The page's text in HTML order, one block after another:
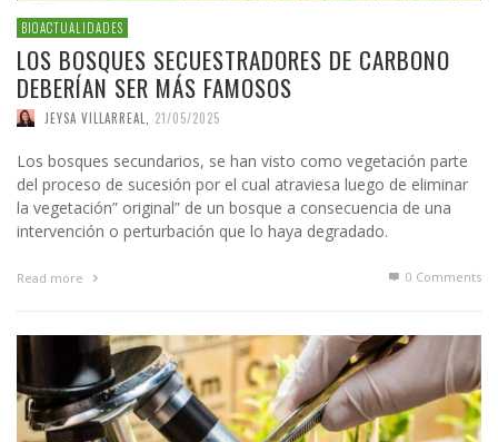
BIOACTUALIDADES
LOS BOSQUES SECUESTRADORES DE CARBONO
DEBERÍAN SER MÁS FAMOSOS
JEYSA VILLARREAL 21/05/2025
Los bosques secundarios, se han visto como vegetación parte
del proceso de sucesión por el cual atraviesa luego de eliminar
la vegetación” original” de un bosque a consecuencia de una
intervención o perturbación que lo haya degradado.
Read more 0 Comments